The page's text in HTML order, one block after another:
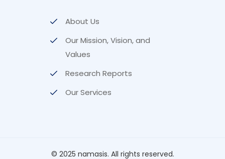
About Us
Our Mission, Vision, and
Values
Research Reports
Our Services
© 2025 namasis. All rights reserved.